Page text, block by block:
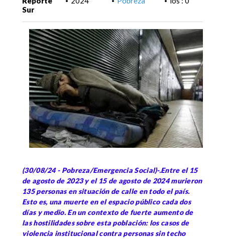
Sur
(30/08/24 - Pobreza/Emergencia Social)-.Entre el 15
de agosto de 2023 y el 15 de agosto de 2024 murieron
135 personas en situación de calle en todo el país.
Esto es, una muerte en el espacio público cada dos
días y medio. En un contexto de fuerte aumento de
las hostilidades sobre esta población: los casos de
violencia institucional contra personas sin techo